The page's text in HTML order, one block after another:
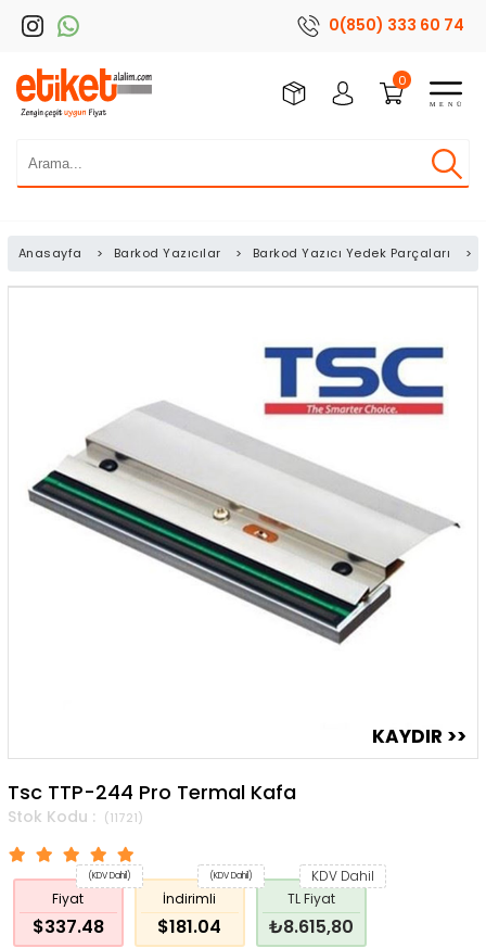
0(850) 333 60 74
0
Anasayfa > Barkod Yazıcılar > Barkod Yazıcı Yedek Parçaları >
Tsc TTP-244 Pro Termal Kafa
(11721)
Fiyat
$337.48
(KDV Dahil)
İndirimli
$181.04
(KDV Dahil)
TL Fiyat
₺8.615,80
KDV Dahil